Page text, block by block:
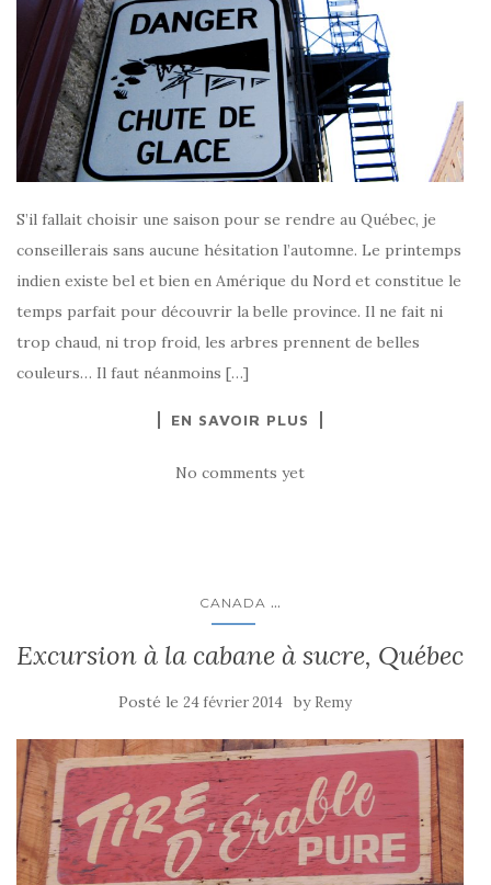
S’il fallait choisir une saison pour se rendre au Québec, je
conseillerais sans aucune hésitation l’automne. Le printemps
indien existe bel et bien en Amérique du Nord et constitue le
temps parfait pour découvrir la belle province. Il ne fait ni
trop chaud, ni trop froid, les arbres prennent de belles
couleurs… Il faut néanmoins […]
EN SAVOIR PLUS
No comments yet
CANADA ...
Excursion à la cabane à sucre, Québec
Posté le 24 février 2014 by Remy